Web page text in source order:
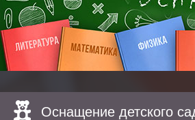
Оснащение детского